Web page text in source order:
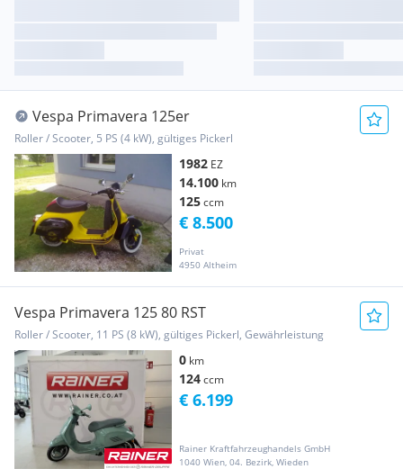
Vespa Primavera 125er
Roller / Scooter, 5 PS (4 kW), gültiges Pickerl
1982 EZ
14.100 km
125ccm
Privat
4950 Altheim
€ 8.500
Vespa Primavera 125 80 RST
Roller / Scooter, 11 PS (8 kW), gültiges Pickerl, Gewährleistung
0 km
124ccm
Rainer Kraftfahrzeughandels GmbH
1040 Wien, 04. Bezirk, Wieden
€ 6.199